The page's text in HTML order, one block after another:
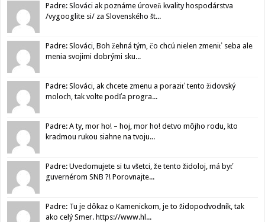
Padre: Slováci ak poznáme úroveň kvality hospodárstva
/vygooglite si/ za Slovenského št...
Padre: Slováci, Boh žehná tým, čo chcú nielen zmeniť seba ale
menia svojimi dobrými sku...
Padre: Slováci, ak chcete zmenu a poraziť tento židovský
moloch, tak volte podľa progra...
Padre: A ty, mor ho! – hoj, mor ho! detvo môjho rodu, kto
kradmou rukou siahne na tvoju...
Padre: Uvedomujete si tu všetci, že tento židoloj, má byť
guvernérom SNB ?! Porovnajte...
Padre: Tu je dôkaz o Kamenickom, je to židopodvodník, tak
ako celý Smer. https://www.hl...